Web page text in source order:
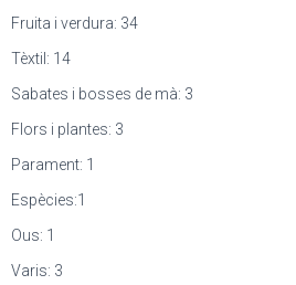
Fruita i verdura: 34
Tèxtil: 14
Sabates i bosses de mà: 3
Flors i plantes: 3
Parament: 1
Espècies:1
Ous: 1
Varis: 3